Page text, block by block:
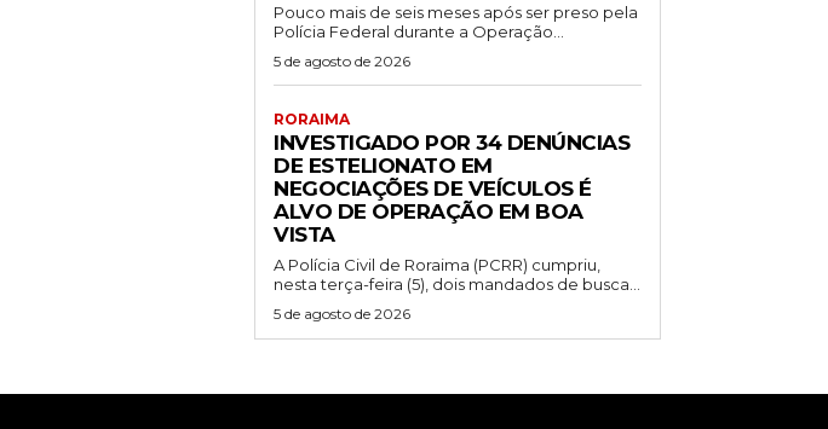
Pouco mais de seis meses após ser preso pela
Polícia Federal durante a Operação...
5 de agosto de 2026
RORAIMA
INVESTIGADO POR 34 DENÚNCIAS
DE ESTELIONATO EM
NEGOCIAÇÕES DE VEÍCULOS É
ALVO DE OPERAÇÃO EM BOA
VISTA
A Polícia Civil de Roraima (PCRR) cumpriu,
nesta terça-feira (5), dois mandados de busca...
5 de agosto de 2026